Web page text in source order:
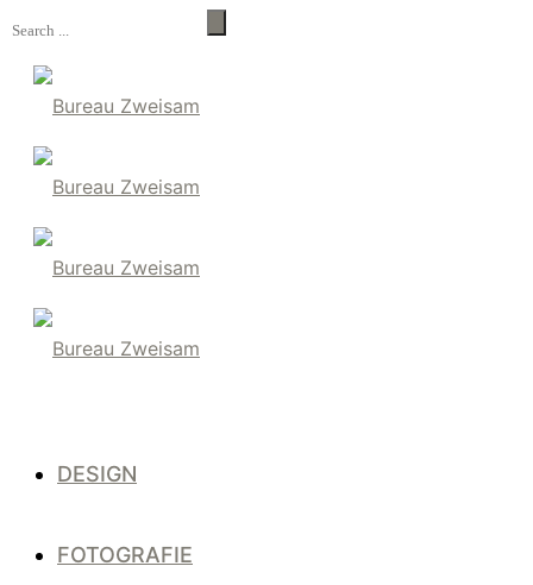
DESIGN
FOTOGRAFIE